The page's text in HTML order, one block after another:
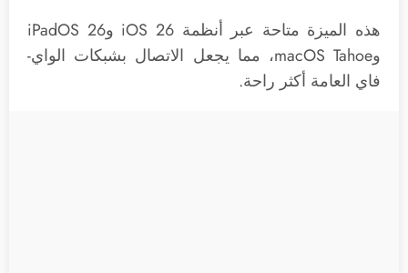
هذه الميزة متاحة عبر أنظمة iOS 26 وiPadOS 26
وmacOS Tahoe، مما يجعل الاتصال بشبكات الواي-
فاي العامة أكثر راحة.